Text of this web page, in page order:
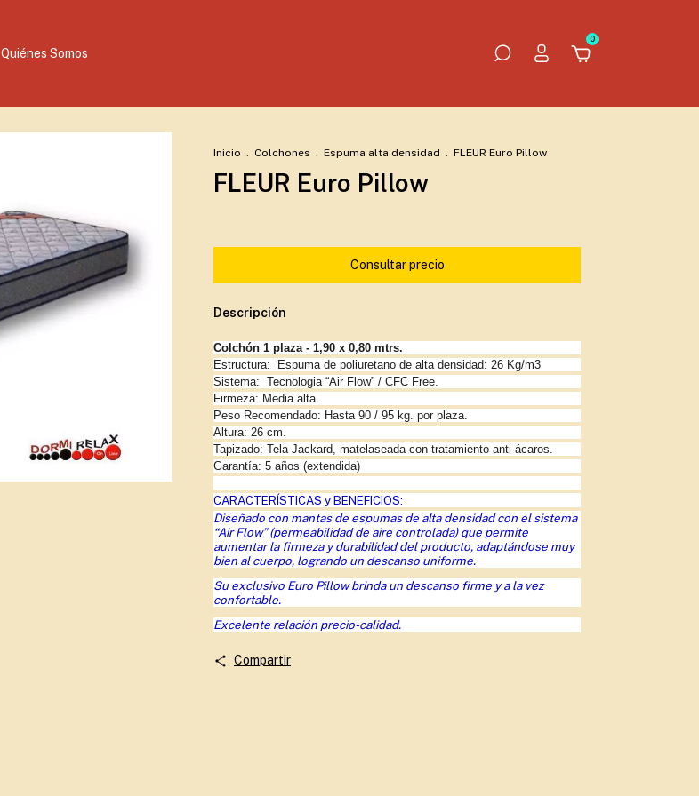
Quiénes Somos
0
Inicio . Colchones . Espuma alta densidad . FLEUR Euro Pillow
FLEUR Euro Pillow
Descripción
Colchón 1 plaza - 1,90 x 0,80 mtrs.
Estructura: Espuma de poliuretano de alta densidad: 26 Kg/m3
Sistema: Tecnologia “Air Flow” / CFC Free.
Firmeza: Media alta
Peso Recomendado: Hasta 90 / 95 kg. por plaza.
Altura: 26 cm.
Tapizado: Tela Jackard, matelaseada con tratamiento anti ácaros.
Garantía: 5 años (extendida)
CARACTERÍSTICAS y BENEFICIOS:
Diseñado con mantas de espumas de alta densidad con el sistema
“Air Flow” (permeabilidad de aire controlada) que permite
aumentar la firmeza y durabilidad del producto, adaptándose muy
bien al cuerpo, logrando un descanso uniforme.
Su exclusivo Euro Pillow brinda un descanso firme y a la vez
confortable.
Excelente relación precio-calidad.
Compartir